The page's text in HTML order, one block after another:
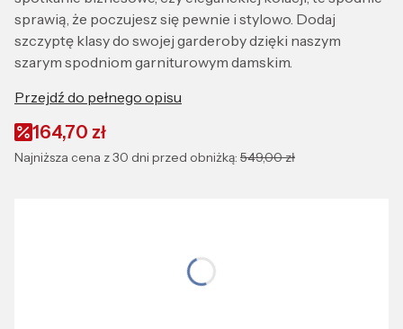
sprawią, że poczujesz się pewnie i stylowo. Dodaj
szczyptę klasy do swojej garderoby dzięki naszym
szarym spodniom garniturowym damskim.
Przejdź do pełnego opisu
164,70 zł
Najniższa cena z 30 dni przed obniżką: 549,00 zł